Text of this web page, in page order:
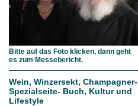
Bitte auf das Foto klicken, dann geht
es zum Messebericht.
Wein, Winzersekt, Champagner-
Spezialseite- Buch, Kultur und
Lifestyle